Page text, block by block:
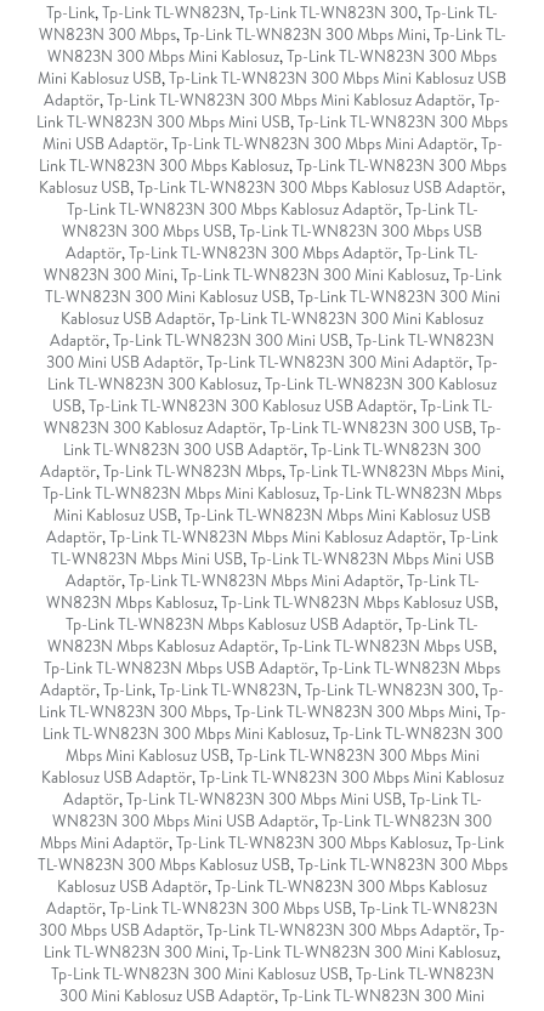
Tp-Link,Tp-Link TL-WN823N,Tp-Link TL-WN823N 300,Tp-Link TL-
WN823N 300 Mbps,Tp-Link TL-WN823N 300 Mbps Mini,Tp-Link TL-
WN823N 300 Mbps Mini Kablosuz,Tp-Link TL-WN823N 300 Mbps
Mini Kablosuz USB,Tp-Link TL-WN823N 300 Mbps Mini Kablosuz USB
Adaptör,Tp-Link TL-WN823N 300 Mbps Mini Kablosuz Adaptör,Tp-
Link TL-WN823N 300 Mbps Mini USB,Tp-Link TL-WN823N 300 Mbps
Mini USB Adaptör,Tp-Link TL-WN823N 300 Mbps Mini Adaptör,Tp-
Link TL-WN823N 300 Mbps Kablosuz,Tp-Link TL-WN823N 300 Mbps
Kablosuz USB,Tp-Link TL-WN823N 300 Mbps Kablosuz USB Adaptör,
Tp-Link TL-WN823N 300 Mbps Kablosuz Adaptör,Tp-Link TL-
WN823N 300 Mbps USB,Tp-Link TL-WN823N 300 Mbps USB
Adaptör,Tp-Link TL-WN823N 300 Mbps Adaptör,Tp-Link TL-
WN823N 300 Mini,Tp-Link TL-WN823N 300 Mini Kablosuz,Tp-Link
TL-WN823N 300 Mini Kablosuz USB,Tp-Link TL-WN823N 300 Mini
Kablosuz USB Adaptör,Tp-Link TL-WN823N 300 Mini Kablosuz
Adaptör,Tp-Link TL-WN823N 300 Mini USB,Tp-Link TL-WN823N
300 Mini USB Adaptör,Tp-Link TL-WN823N 300 Mini Adaptör,Tp-
Link TL-WN823N 300 Kablosuz,Tp-Link TL-WN823N 300 Kablosuz
USB,Tp-Link TL-WN823N 300 Kablosuz USB Adaptör,Tp-Link TL-
WN823N 300 Kablosuz Adaptör,Tp-Link TL-WN823N 300 USB,Tp-
Link TL-WN823N 300 USB Adaptör,Tp-Link TL-WN823N 300
Adaptör,Tp-Link TL-WN823N Mbps,Tp-Link TL-WN823N Mbps Mini,
Tp-Link TL-WN823N Mbps Mini Kablosuz,Tp-Link TL-WN823N Mbps
Mini Kablosuz USB,Tp-Link TL-WN823N Mbps Mini Kablosuz USB
Adaptör,Tp-Link TL-WN823N Mbps Mini Kablosuz Adaptör,Tp-Link
TL-WN823N Mbps Mini USB,Tp-Link TL-WN823N Mbps Mini USB
Adaptör,Tp-Link TL-WN823N Mbps Mini Adaptör,Tp-Link TL-
WN823N Mbps Kablosuz,Tp-Link TL-WN823N Mbps Kablosuz USB,
Tp-Link TL-WN823N Mbps Kablosuz USB Adaptör,Tp-Link TL-
WN823N Mbps Kablosuz Adaptör,Tp-Link TL-WN823N Mbps USB,
Tp-Link TL-WN823N Mbps USB Adaptör,Tp-Link TL-WN823N Mbps
Adaptör,Tp-Link,Tp-Link TL-WN823N,Tp-Link TL-WN823N 300,Tp-
Link TL-WN823N 300 Mbps,Tp-Link TL-WN823N 300 Mbps Mini,Tp-
Link TL-WN823N 300 Mbps Mini Kablosuz,Tp-Link TL-WN823N 300
Mbps Mini Kablosuz USB,Tp-Link TL-WN823N 300 Mbps Mini
Kablosuz USB Adaptör,Tp-Link TL-WN823N 300 Mbps Mini Kablosuz
Adaptör,Tp-Link TL-WN823N 300 Mbps Mini USB,Tp-Link TL-
WN823N 300 Mbps Mini USB Adaptör,Tp-Link TL-WN823N 300
Mbps Mini Adaptör,Tp-Link TL-WN823N 300 Mbps Kablosuz,Tp-Link
TL-WN823N 300 Mbps Kablosuz USB,Tp-Link TL-WN823N 300 Mbps
Kablosuz USB Adaptör,Tp-Link TL-WN823N 300 Mbps Kablosuz
Adaptör,Tp-Link TL-WN823N 300 Mbps USB,Tp-Link TL-WN823N
300 Mbps USB Adaptör,Tp-Link TL-WN823N 300 Mbps Adaptör,Tp-
Link TL-WN823N 300 Mini,Tp-Link TL-WN823N 300 Mini Kablosuz,
Tp-Link TL-WN823N 300 Mini Kablosuz USB,Tp-Link TL-WN823N
300 Mini Kablosuz USB Adaptör,Tp-Link TL-WN823N 300 Mini